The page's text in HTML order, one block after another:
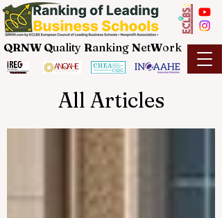
QRNW Quality Ranking NetWork
All Articles